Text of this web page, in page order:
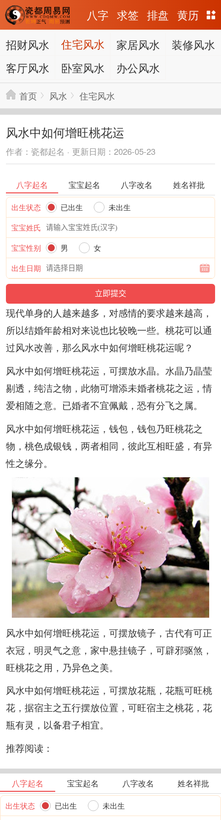
八字 求签 排盘 黄历
招财风水
住宅风水 家居风水
装修风水
客厅风水
卧室风水 办公风水
首页 风水 住宅风水
风水中如何增旺桃花运
作者：瓷都起名 · 更新日期：2026-05-23
八字起名 宝宝起名 八字改名 姓名祥批
出生状态 已出生
未出生
宝宝姓氏
宝宝性别
男
女
出生日期
现代单身的人越来越多，对感情的要求越来越高，
所以结婚年龄相对来说也比较晚一些。桃花可以通
过风水改善，那么风水中如何增旺桃花运呢？
风水中如何增旺桃花运，可摆放水晶。水晶乃晶莹
剔透，纯洁之物，此物可增添未婚者桃花之运，情
爱相随之意。已婚者不宜佩戴，恐有分飞之属。
风水中如何增旺桃花运，钱包，钱包乃旺桃花之
物，桃色成银钱，两者相同，彼此互相旺盛，有异
性之缘分。
风水中如何增旺桃花运，可摆放镜子，古代有可正
衣冠，明灵气之意，家中悬挂镜子，可辟邪驱煞，
旺桃花之用，乃异色之美。
风水中如何增旺桃花运，可摆放花瓶，花瓶可旺桃
花，据宿主之五行摆放位置，可旺宿主之桃花，花
瓶有灵，以备君子相宜。
推荐阅读：
八字起名 宝宝起名 八字改名 姓名祥批
出生状态 已出生
未出生